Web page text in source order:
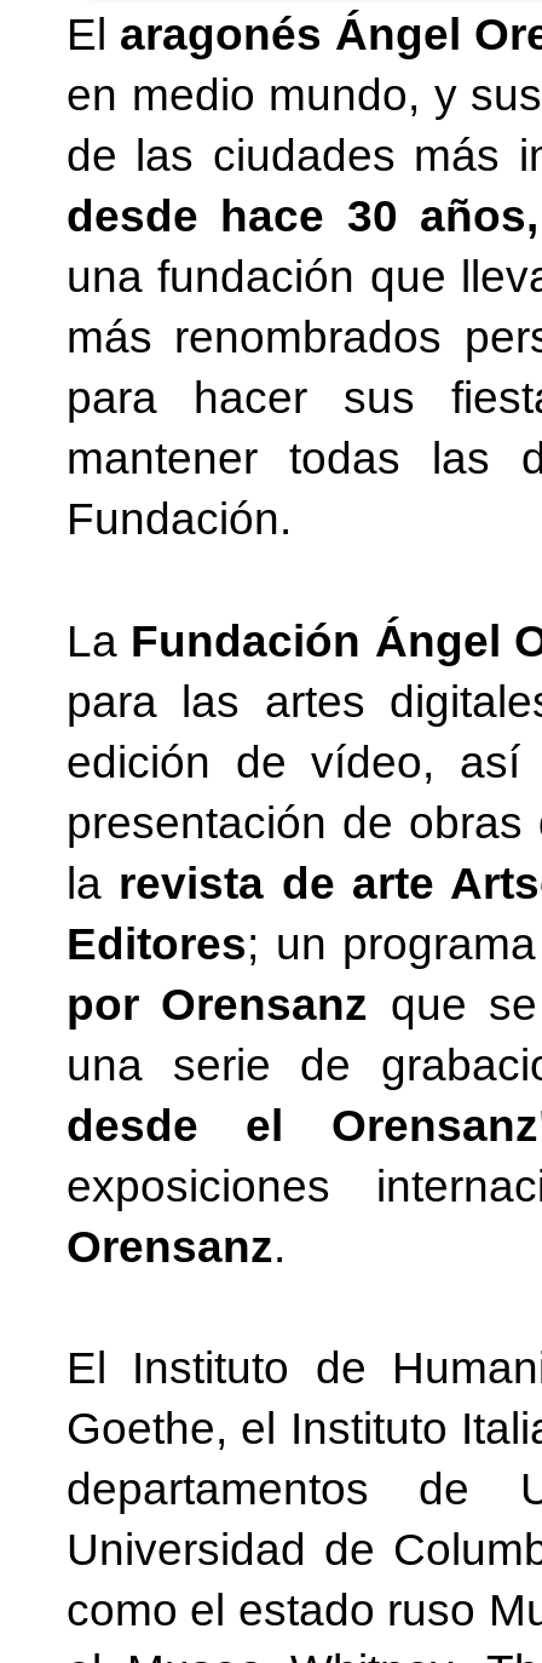
El aragonés Ángel
en medio mundo, y
de las ciudades más
desde hace 30 años,
una fundación que
más renombrados
para hacer sus
mantener todas las
Fundación.
La Fundación Ángel
para las artes
edición de vídeo,
presentación de
la revista de arte
Editores; un
por Orensanz que
una serie de
desde el
exposiciones
Orensanz.
El Instituto de
Goethe, el Instituto
departamentos de
Universidad de
como el estado ruso